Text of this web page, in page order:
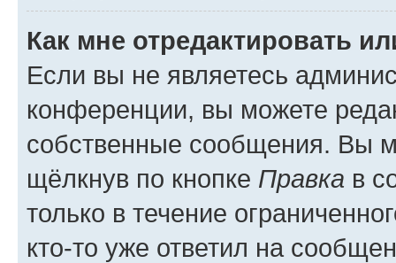
Как мне отредактировать
Если вы не являетесь
конференции, вы можете
собственные сообщения. Вы
щёлкнув по кнопке Правка в
только в течение
кто-то уже ответил на